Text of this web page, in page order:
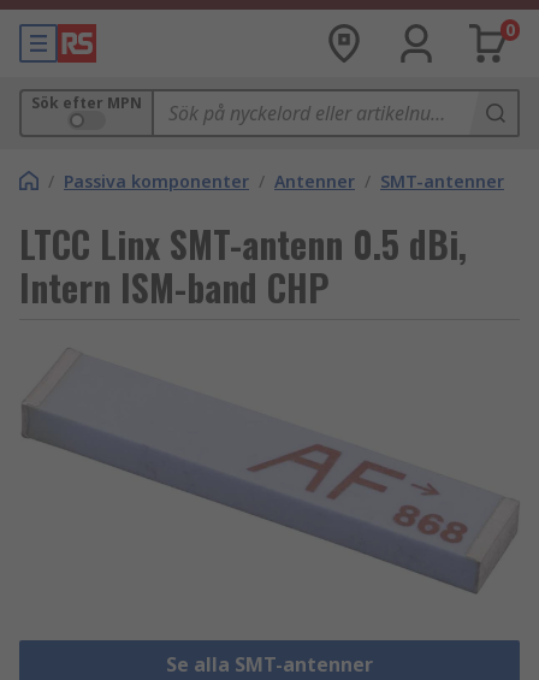
0
Sök efter MPN
/ Passiva komponenter / Antenner / SMT-antenner
LTCC Linx SMT-antenn 0.5 dBi,
Intern ISM-band CHP
Se alla SMT-antenner